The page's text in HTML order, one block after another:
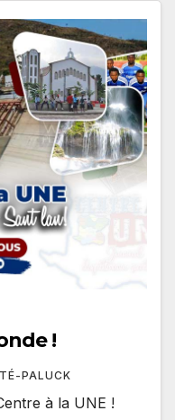
!
PALUCK
à la UNE !